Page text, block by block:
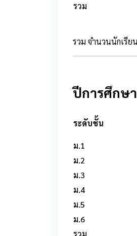
รวม
รวม จำนวนนักเรี
ปีการศึกษ
ระดับชั้น
ม.1
ม.2
ม.3
ม.4
ม.5
ม.6
รวม